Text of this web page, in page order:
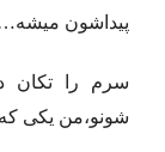
پیداشون
سرم را تکان
شونو،من یکی